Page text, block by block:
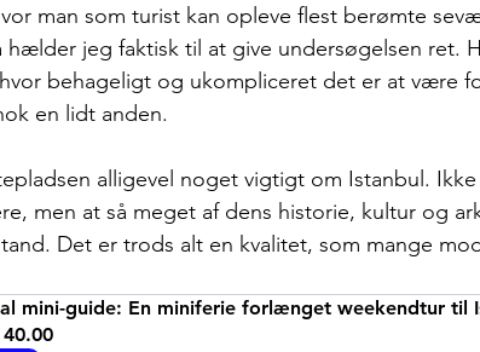
man som turist kan opleve flest berømte
hælder jeg faktisk til at give undersøgelsen ret.
behageligt og ukompliceret det er at være
en lidt anden.
alligevel noget vigtigt om Istanbul.
men at så meget af dens historie, kultur og
Det er trods alt en kvalitet, som mange
mini-guide: En miniferie forlænget weekendtur til
40.00